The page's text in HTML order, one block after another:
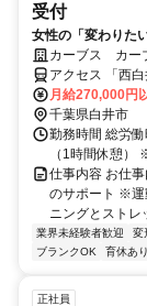
受付
女性の「変わりた
ルOK※規定内
カーブス カー
アクセス 「西
月給270,000円
千葉県白井市
勤務時間 総労
（1時間休憩）
仕事内容 お仕
のサポート ※運
ニングとスト
業界未経験者歓迎 変
ブランクOK
育休あり
正社員